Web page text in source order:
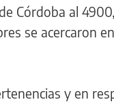
Córdoba al
se acercaron
y en